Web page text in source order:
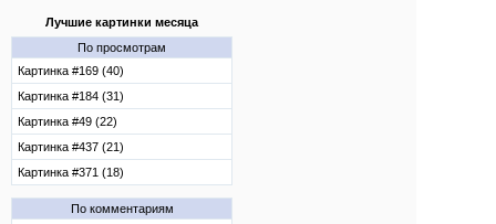
Лучшие картинки месяца
По просмотрам
Картинка #169 (40)
Картинка #184 (31)
Картинка #49 (22)
Картинка #437 (21)
Картинка #371 (18)
По комментариям